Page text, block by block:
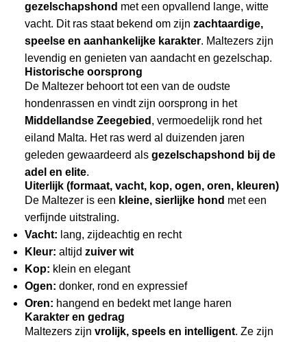
gezelschapshond met een opvallend lange, witte
vacht. Dit ras staat bekend om zijn zachtaardige,
speelse en aanhankelijke karakter. Maltezers zijn
levendig en genieten van aandacht en gezelschap.
Historische oorsprong
De Maltezer behoort tot een van de oudste
hondenrassen en vindt zijn oorsprong in het
Middellandse Zeegebied , vermoedelijk rond het
eiland Malta. Het ras werd al duizenden jaren
geleden gewaardeerd als gezelschapshond bij de
adel en elite.
Uiterlijk (formaat, vacht, kop, ogen, oren, kleuren)
De Maltezer is een kleine, sierlijke hond met een
verfijnde uitstraling.
Vacht: lang, zijdeachtig en recht
Kleur: altijd zuiver wit
Kop: klein en elegant
Ogen: donker, rond en expressief
Oren: hangend en bedekt met lange haren
Karakter en gedrag
Maltezers zijn vrolijk, speels en intelligent. Ze zijn